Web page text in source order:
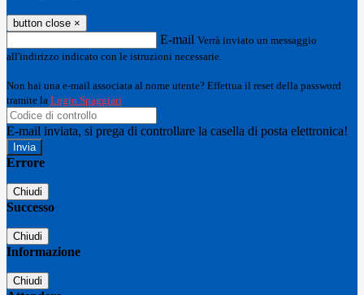
button close ×
E-mail Verrà inviato un messaggio
all'indirizzo indicato con le istruzioni necessarie.
Non hai una e-mail associata al nome utente? Effettua il reset della password
tramite la Login Spaggiari
E-mail inviata, si prega di controllare la casella di posta elettronica!
Errore
Chiudi
Successo
Chiudi
Informazione
Chiudi